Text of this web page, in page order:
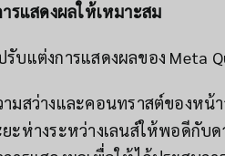
รแสดงผลให้เหมาะสม
บแต่งการแสดงผลของ Meta
มสว่างและคอนทราสต์ของหน้
ะห่างระหว่างเลนส์ให้พอดีกับด